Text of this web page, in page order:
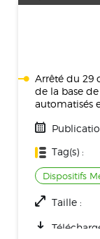
Arrêté du 29
de la base
automatisés
Tag(s) :
Dispositifs
Taille :